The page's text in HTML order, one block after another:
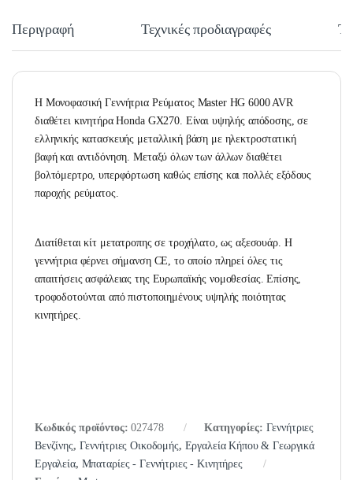
Περιγραφή Τεχνικές προδιαγραφές
H Μονοφασική Γεννήτρια Ρεύματος Master HG 6000 AVR
διαθέτει κινητήρα Honda GX270. Είναι υψηλής απόδοσης, σε
ελληνικής κατασκευής μεταλλική βάση με ηλεκτροστατική
βαφή και αντιδόνηση. Μεταξύ όλων των άλλων διαθέτει
βολτόμερτρο, υπερφόρτωση καθώς επίσης και πολλές εξόδους
παροχής ρεύματος.
Διατίθεται κίτ μετατροπης σε τροχήλατο, ως αξεσουάρ. Η
γεννήτρια φέρνει σήμανση CE, το οποίο πληρεί όλες τις
απαιτήσεις ασφάλειας της Ευρωπαϊκής νομοθεσίας. Επίσης,
τροφοδοτούνται από πιστοποιημένους υψηλής ποιότητας
κινητήρες.
Κωδικός προϊόντος:027478 Κατηγορίες: Γεννήτριες
Βενζίνης, Γεννήτριες Οικοδομής, Εργαλεία Κήπου & Γεωργικά
Εργαλεία, Μπαταρίες - Γεννήτριες - Κινητήρες